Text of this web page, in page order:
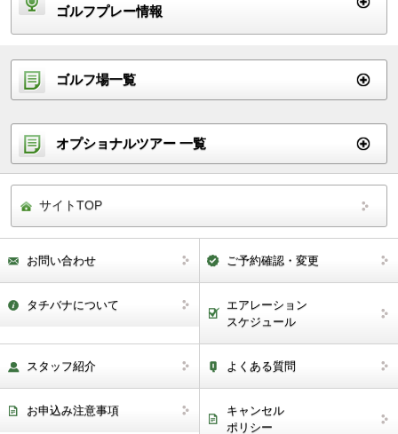
ゴルフプレー情報
ゴルフ場一覧
オプショナルツアー 一覧
サイトTOP
お問い合わせ ご予約確認・変更
タチバナについて
エアレーション
スケジュール
スタッフ紹介 よくある質問
お申込み注意事項
キャンセル
ポリシー